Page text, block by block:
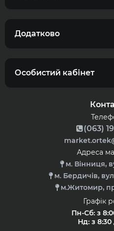
Додатково
Особистий кабінет
(063)
Адреса
м. Вінниця,
м. Бердичів,
м.Житомир,
Графік
Пн-Сб: з
Нд: з 8:30